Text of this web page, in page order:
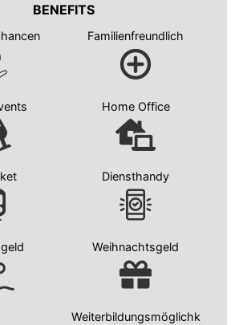
BENEFITS
Familienfreundlich
Home Office
Diensthandy
Weihnachtsgeld
Weiterbildungsmöglichk